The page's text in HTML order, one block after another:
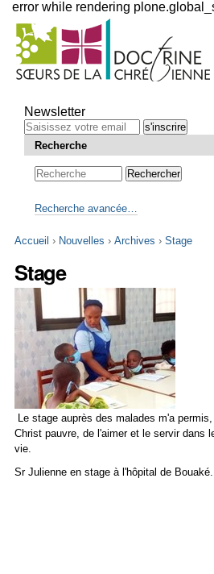
error while rendering
Outils
personnels
au
contenu.
Aller
Newsletter
Recherche
Recherche avancée…
Accueil › Nouvelles ›Archives ›Stage
Stage
Le stage auprès des malades m'a
Christ pauvre, de l'aimer et le servir dans
vie.
Sr Julienne en stage à l'hôpital de Bouaké.